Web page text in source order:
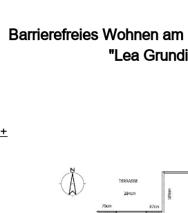
Barrierefreies Wohnen
"Lea
+